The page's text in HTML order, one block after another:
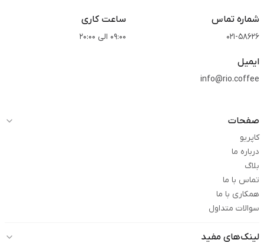
شماره تماس
021-58626
ساعت کاری
09:00 الی 20:00
ایمیل
info@rio.coffee
صفحات
کاپریو
درباره ما
بلاگ
تماس با ما
همکاری با ما
سوالات متداول
لینک‌های مفید